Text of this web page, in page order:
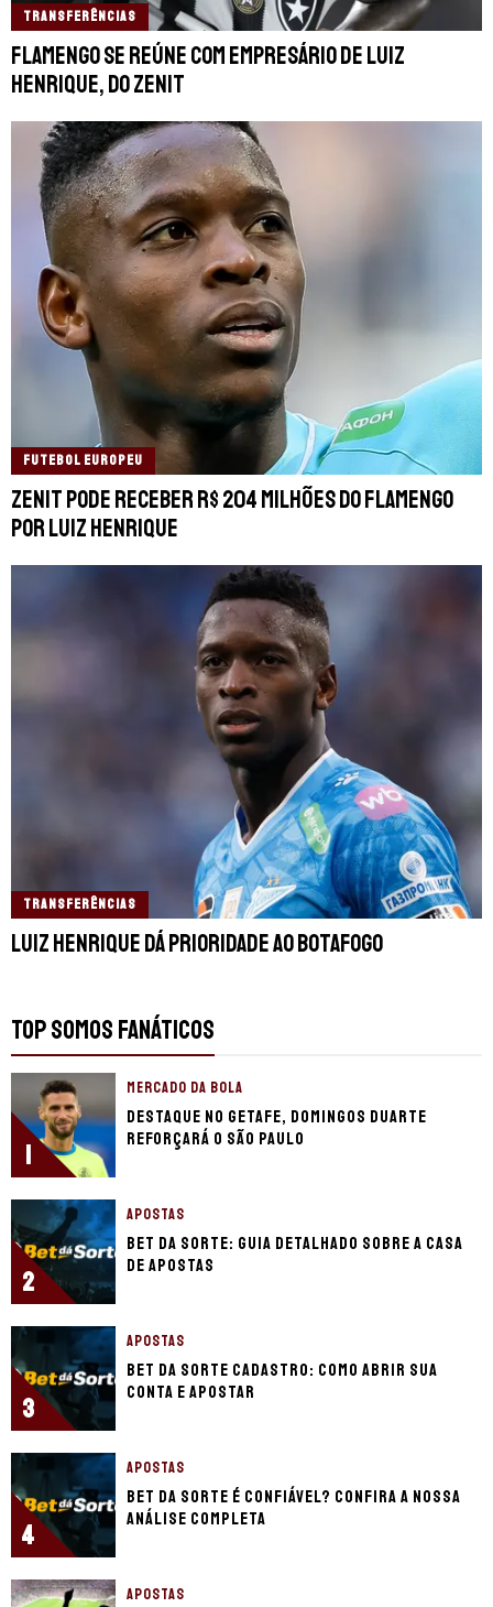
TRANSFERÊNCIAS
Flamengo se reúne com empresário de Luiz
Henrique, do Zenit
FUTEBOL EUROPEU
Zenit pode receber R$ 204 milhões do Flamengo
por Luiz Henrique
TRANSFERÊNCIAS
Luiz Henrique dá prioridade ao Botafogo
TOP SOMOS FANÁTICOS
1
MERCADO DA BOLA
Destaque no Getafe, Domingos Duarte
reforçará o São Paulo
2
APOSTAS
Bet da Sorte: guia detalhado sobre a casa
de apostas
3
APOSTAS
Bet da Sorte cadastro: como abrir sua
conta e apostar
4
APOSTAS
Bet da Sorte é confiável? Confira a nossa
análise completa
APOSTAS